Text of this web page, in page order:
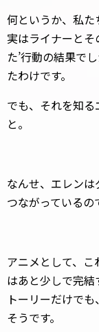
何というか、私た
実はライナーとそ
た’行動の結果で
たわけです。
でも、それを知
と。
なんせ、エレン
つながっているの
アニメとして、
はあと少しで完
トーリーだけで
そうです。